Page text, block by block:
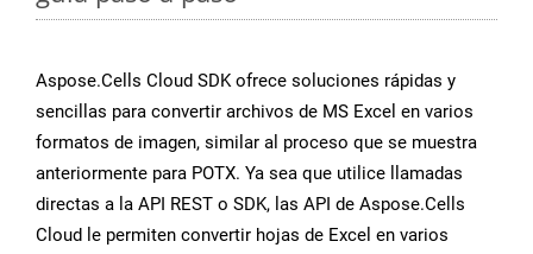
Aspose.Cells Cloud SDK ofrece soluciones rápidas y
sencillas para convertir archivos de MS Excel en varios
formatos de imagen, similar al proceso que se muestra
anteriormente para POTX. Ya sea que utilice llamadas
directas a la API REST o SDK, las API de Aspose.Cells
Cloud le permiten convertir hojas de Excel en varios